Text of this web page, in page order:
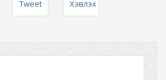
Tweet Хэвлэх